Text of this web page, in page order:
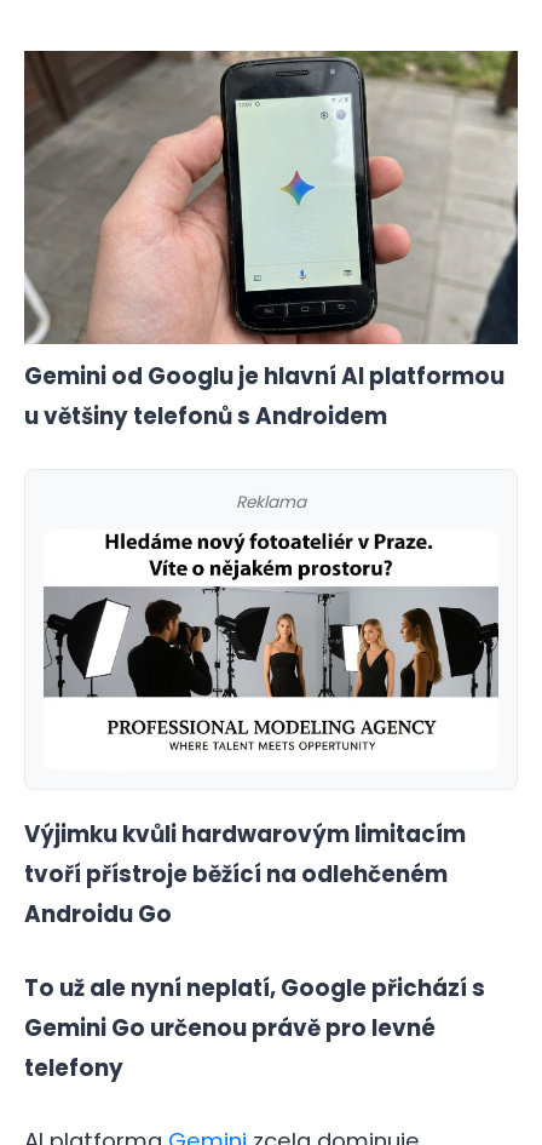
Gemini od Googlu je hlavní AI platformou
u většiny telefonů s Androidem
Reklama
Výjimku kvůli hardwarovým limitacím
tvoří přístroje běžící na odlehčeném
Androidu Go
To už ale nyní neplatí, Google přichází s
Gemini Go určenou právě pro levné
telefony